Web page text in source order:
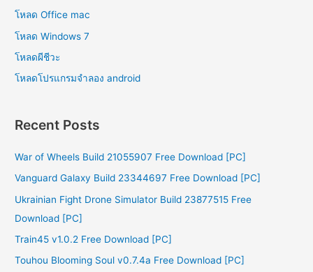
โหลด Office mac
โหลด Windows 7
โหลดผีชีวะ
โหลดโปรแกรมจําลอง android
Recent Posts
War of Wheels Build 21055907 Free Download [PC]
Vanguard Galaxy Build 23344697 Free Download [PC]
Ukrainian Fight Drone Simulator Build 23877515 Free
Download [PC]
Train45 v1.0.2 Free Download [PC]
Touhou Blooming Soul v0.7.4a Free Download [PC]